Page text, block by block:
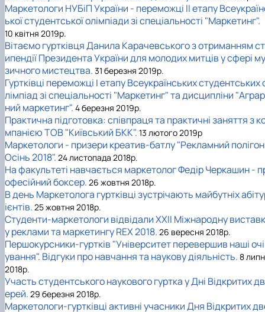
Маркетологи НУБіП України - переможці II етапу
ької студентської олімпіади зі спеціальності "Маркетинг".
10 квітня 2019р.
Вітаємо гуртківця Данила Карачевського з отриманням ст
ипендії Президента України для молодих митців у сфері му
зичного мистецтва. 31 березня 2019р.
Гуртківці переможці I етапу Всеукраїнських студентських
лімпіад зі спеціальності "Маркетинг" та дисципліни "Аграр
ний маркетинг". 4 березня 2019р.
Практична підготовка: співпраця та практичні заняття з
мпанією ТОВ "Київський БКК". 13 лютого 2019р
Маркетологи - призери креатив-батлу "Рекламний
Осінь 2018". 24 листопада 2018р.
На факультеті навчається маркетолог Федір Черкашин -
офесійний боксер. 26 жовтня 2018р.
В день Маркетолога гуртківці зустрічають майбутніх
ієнтів. 25 жовтня 2018р.
Студенти-маркетологи відвідали XXII Міжнародну виставк
у реклами та маркетингу REX 2018. 26 вересня 2018р.
Першокурсники-гуртків "Університет перевершив наші
ування". Відгуки про навчання та наукову діяльність. 8
2018р.
Участь студентського наукового гуртка у Дні Відкритих дв
ерей. 29 березня 2018р.
Маркетологи-гуртківці активні учасники Дня Відкритих